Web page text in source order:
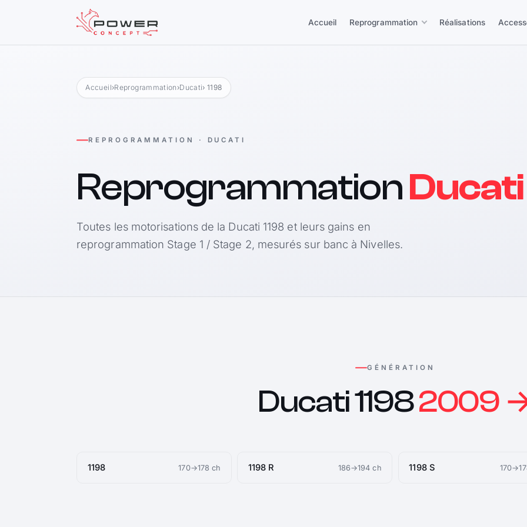
Accueil Reprogrammation Réalisations
Accueil›Reprogrammation ›Ducati› 1198
REPROGRAMMATION · DUCATI
ReprogrammationDucati
Toutes les motorisations de la Ducati 1198 et leurs gains en
reprogrammation Stage 1 / Stage 2, mesurés sur banc à Nivelles.
GÉNÉRATION
Ducati 11982009
1198 170→178 ch 1198 R 186→194 ch 1198 S